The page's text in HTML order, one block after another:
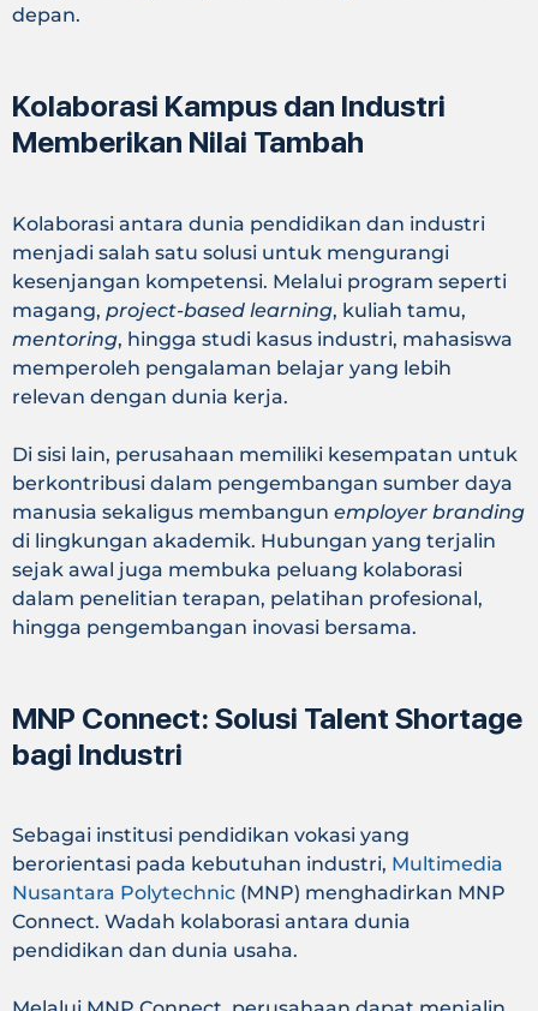
depan.
Kolaborasi Kampus dan Industri
Memberikan Nilai Tambah
Kolaborasi antara dunia pendidikan dan industri
menjadi salah satu solusi untuk mengurangi
kesenjangan kompetensi. Melalui program seperti
magang, project-based learning, kuliah tamu,
mentoring, hingga studi kasus industri, mahasiswa
memperoleh pengalaman belajar yang lebih
relevan dengan dunia kerja.
Di sisi lain, perusahaan memiliki kesempatan untuk
berkontribusi dalam pengembangan sumber daya
manusia sekaligus membangun employer branding
di lingkungan akademik. Hubungan yang terjalin
sejak awal juga membuka peluang kolaborasi
dalam penelitian terapan, pelatihan profesional,
hingga pengembangan inovasi bersama.
MNP Connect: Solusi Talent Shortage
bagi Industri
Sebagai institusi pendidikan vokasi yang
berorientasi pada kebutuhan industri, Multimedia
Nusantara Polytechnic (MNP) menghadirkan MNP
Connect. Wadah kolaborasi antara dunia
pendidikan dan dunia usaha.